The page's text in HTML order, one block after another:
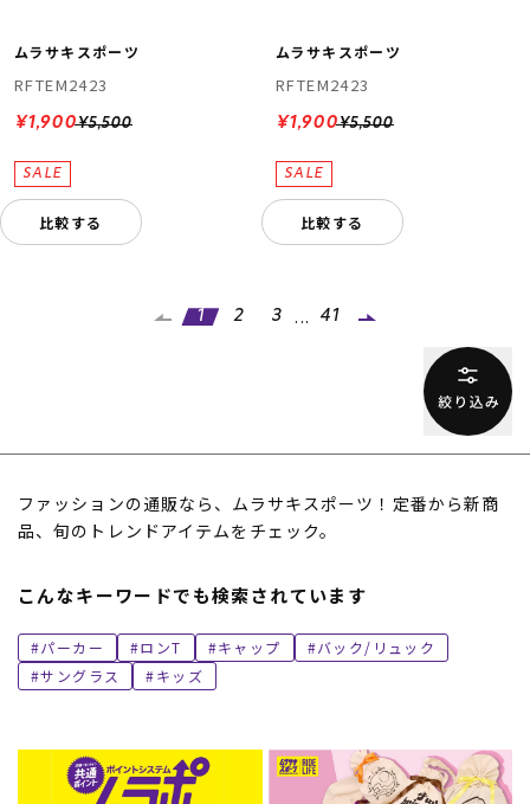
ムラサキスポーツ
RFTEM2423
¥5,500
¥1,900
比較する
ムラサキスポーツ
RFTEM2423
¥5,500
¥1,900
比較する
1 2 3 ... 41
ファッションの通販なら、ムラサキスポーツ！定番から新商
品、旬のトレンドアイテムをチェック。
こんなキーワードでも検索されています
パーカー ロンT キャップ
バック/リュック
サングラス
キッズ